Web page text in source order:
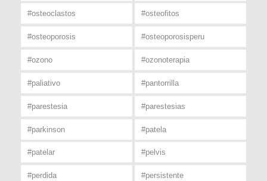
#osteoclastos #osteofitos
#osteoporosis #osteoporosisperu
#ozono #ozonoterapia
#paliativo #pantorrilla
#parestesia #parestesias
#parkinson #patela
#patelar #pelvis
#perdida #persistente